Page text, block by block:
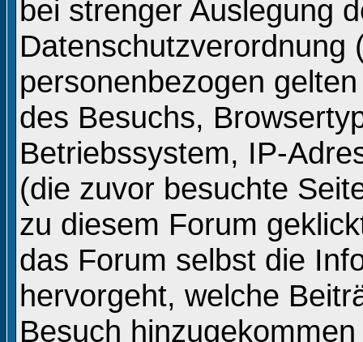
bei strenger Auslegung
Datenschutzverordnung
personenbezogen
des Besuchs,
Betriebssystem, IP-
(die zuvor besuchte
zu diesem Forum
das Forum selbst die
hervorgeht, welche
Besuch